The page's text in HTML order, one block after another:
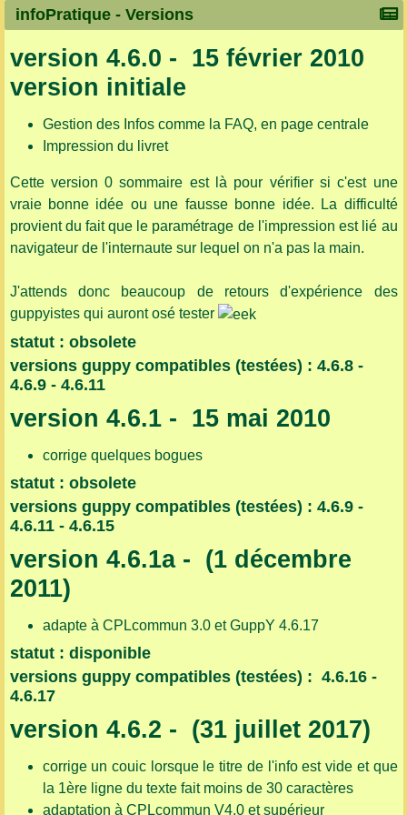
infoPratique - Versions
version 4.6.0 - 15 février 2010
version initiale
Gestion des Infos comme la FAQ, en page centrale
Impression du livret
Cette version 0 sommaire est là pour vérifier si c'est une
vraie bonne idée ou une fausse bonne idée. La difficulté
provient du fait que le paramétrage de l'impression est lié au
navigateur de l'internaute sur lequel on n'a pas la main.
J'attends donc beaucoup de retours d'expérience des
guppyistes qui auront osé tester
statut : obsolete
versions guppy compatibles (testées) : 4.6.8 -
4.6.9 - 4.6.11
version 4.6.1 - 15 mai 2010
corrige quelques bogues
statut : obsolete
versions guppy compatibles (testées) : 4.6.9 -
4.6.11 - 4.6.15
version 4.6.1a - (1 décembre
2011)
adapte à CPLcommun 3.0 et GuppY 4.6.17
statut : disponible
versions guppy compatibles (testées) : 4.6.16 -
4.6.17
version 4.6.2 - (31 juillet 2017)
corrige un couic lorsque le titre de l'info est vide et que
la 1ère ligne du texte fait moins de 30 caractères
adaptation à CPLcommun V4.0 et supérieur